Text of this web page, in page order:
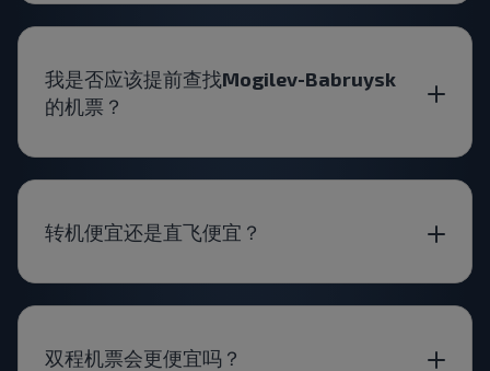
我是否应该提前查找Mogilev-Babruysk
的机票？
转机便宜还是直飞便宜？
双程机票会更便宜吗？